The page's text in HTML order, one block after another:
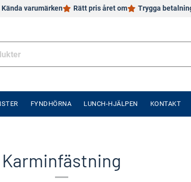
Kända varumärken Rätt pris året om Trygga
FYNDHÖRNA LUNCH-HJÄLPEN KONTAKT
Karminfästning